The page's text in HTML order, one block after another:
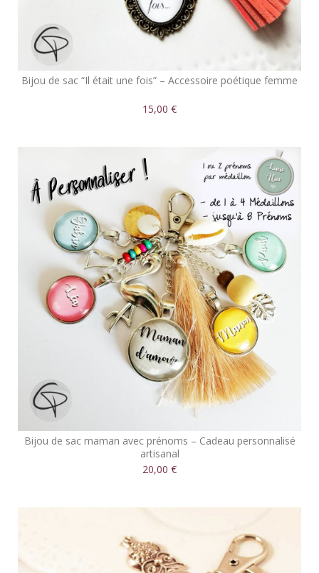
Bijou de sac “Il était une fois” – Accessoire poétique femme
15,00 €
Bijou de sac maman avec prénoms – Cadeau personnalisé
artisanal
20,00 €